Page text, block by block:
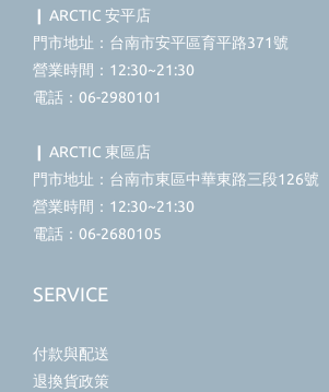
❙ ARCTIC 安平店
門市地址：台南市安平區育平路371號
營業時間：12:30~21:30
電話：06-2980101
❙ ARCTIC 東區店
門市地址：台南市東區中華東路三段126號
營業時間：12:30~21:30
電話：06-2680105
SERVICE
付款與配送
退換貨政策